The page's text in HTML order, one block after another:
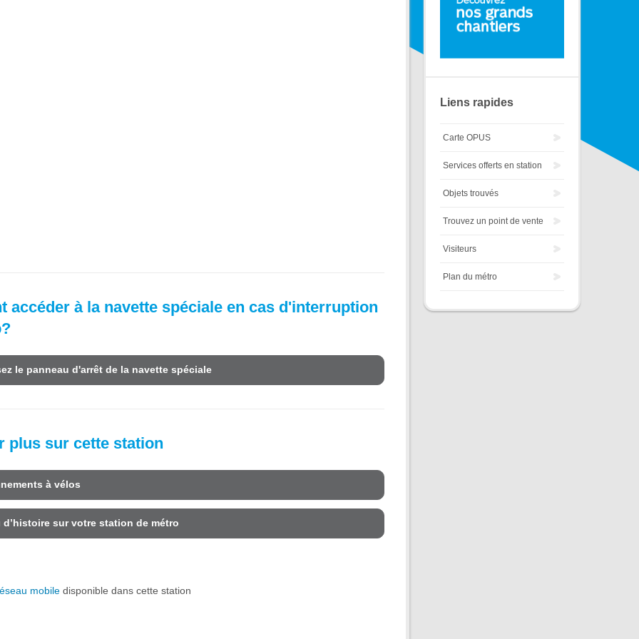
accéder à la navette spéciale en cas d'interruption
le panneau d'arrêt de la navette spéciale
plus sur cette station
à vélos
d’histoire sur votre station de métro
mobile disponible dans cette station
Liens rapides
Carte OPUS
Services offerts en station
Objets trouvés
Trouvez un point de vente
Visiteurs
Plan du métro